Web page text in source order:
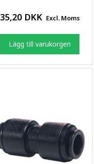
35,20 DKK Excl. Moms
Lägg till varukorgen